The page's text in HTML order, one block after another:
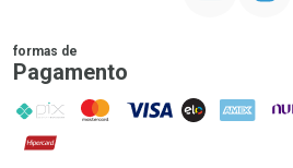
formas de
Pagamento
PIX MasterCard
VISA ELO AMEX
Hipercard